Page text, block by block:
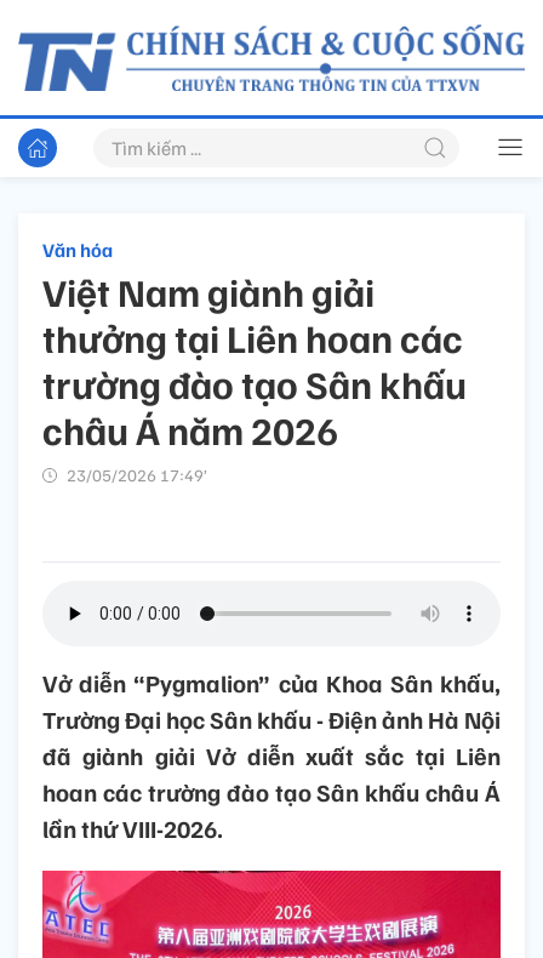
Văn hóa
Việt Nam giành giải
thưởng tại Liên hoan các
trường đào tạo Sân khấu
châu Á năm 2026
23/05/2026 17:49’
Vở diễn “Pygmalion” của Khoa Sân khấu,
Trường Đại học Sân khấu - Điện ảnh Hà Nội
đã giành giải Vở diễn xuất sắc tại Liên
hoan các trường đào tạo Sân khấu châu Á
lần thứ VIII-2026.